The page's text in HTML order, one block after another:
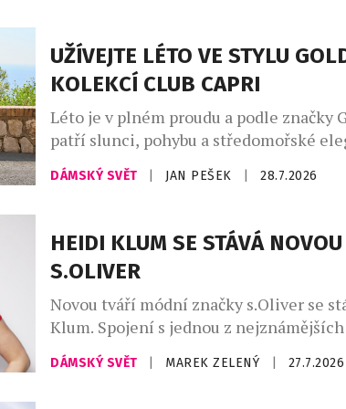
indigo denim, jenž propojuje přírodní
městskou elegancí. Charakter kolekce
uvolněné siluety, široké kalhoty, lehce
UŽÍVEJTE LÉTO VE STYLU
KOLEKCÍ CLUB CAPRI
Léto je v plném proudu a podle značky
patří slunci, pohybu a středomořské
Kolekce Club Capri vás přenese na
ostrov, s jeho uvolněnou atmosférou a
kolekci najdete stylové modely na
pilates, fitness, stejně jako luxusní
resortwear – […]
DÁMSKÝ SVĚT JAN PEŠEK 28.7.2026
HEIDI KLUM SE STÁVÁ NOVOU
S.OLIVER
Novou tváří módní značky s.Oliver se
Klum. Spojení s jednou z nejznámějších
módního průmyslu upevňuje pozici
dostupné ležérní módy a přináší svěží
DÁMSKÝ SVĚT MAREK ZELENÝ 27.7.2026